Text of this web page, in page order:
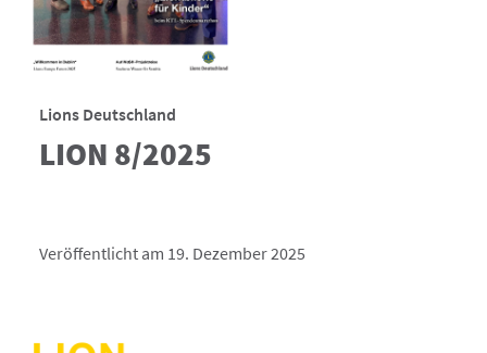
Lions Deutschland
LION 8/2025
Veröffentlicht am 19. Dezember 2025